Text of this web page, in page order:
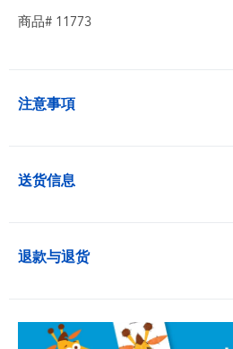
商品# 11773
注意事項
送货信息
退款与退货